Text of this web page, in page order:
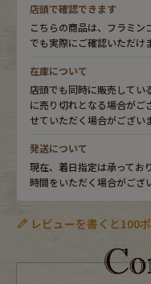
Bag
Accessory
Belt
Keyring
FAFATT
店頭で確認できます
こちらの商品は、フラミン
でも実際にご確認いただけ
在庫について
店頭でも同時に販売してい
に売り切れとなる場合がご
せていただく場合がござい
発送について
現在、着日指定は承ってお
時間をいただく場合がござ
レビューを書くと100